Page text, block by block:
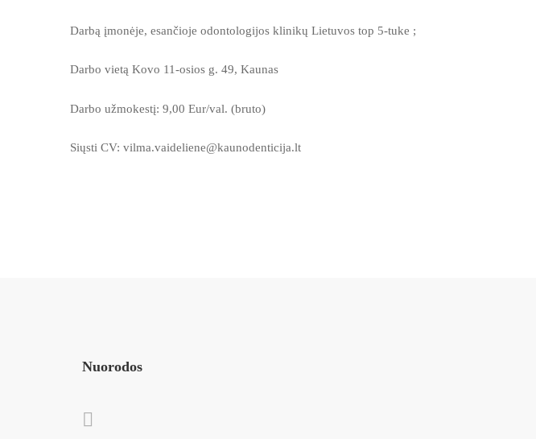
Darbą įmonėje, esančioje odontologijos klinikų Lietuvos top 5-tuke ;
Darbo vietą Kovo 11-osios g. 49, Kaunas
Darbo užmokestį: 9,00 Eur/val. (bruto)
Siųsti CV: vilma.vaideliene@kaunodenticija.lt
Nuorodos